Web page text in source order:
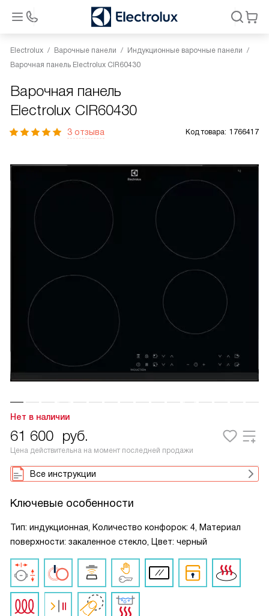
Electrolux Варочные панели
Индукционные варочные панели
Варочная панель Electrolux CIR60430
Варочная панель
Electrolux CIR60430
3 отзыва Код товара: 1766417
Нет в наличии
61 600 руб.
Цена действительна на момент последней продажи
Все инструкции
Ключевые особенности
Тип: индукционная, Количество конфорок: 4, Материал
поверхности: закаленное стекло, Цвет: черный